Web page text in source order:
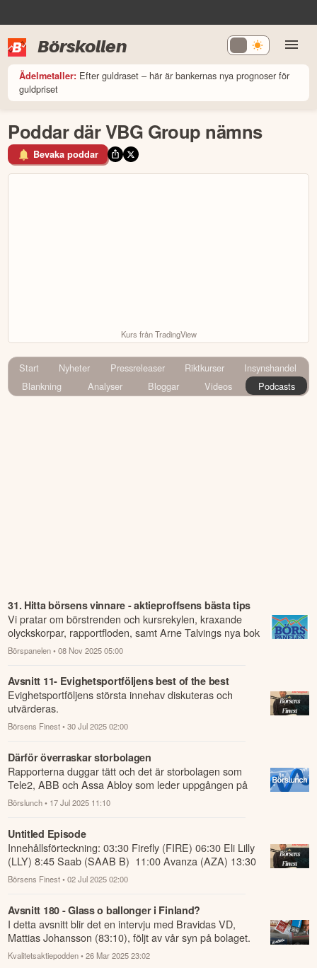
Börskollen
Ädelmetaller: Efter guldraset – här är bankernas nya prognoser för
guldpriset
Poddar där VBG Group nämns
Bevaka poddar
Kurs från TradingView
Start Nyheter Pressreleaser Riktkurser
Insynshandel
Blankning
Analyser Bloggar Videos Podcasts
31. Hitta börsens vinnare - aktieproffsens bästa tips
olyckskorpar, rapportfloden, samt Arne Talvings nya bok
Hitta börsens vinnare – aktieprof...
Börspanelen• 08 Nov 2025 05:00
Avsnitt 11- Evighetsportföljens best of the best
utvärderas.
Börsens Finest• 30 Jul 2025 02:00
Därför överraskar storbolagen
Tele2, ABB och Assa Abloy som leder uppgången på
börsen idag.
Börslunch• 17 Jul 2025 11:10
Untitled Episode
(LLY) 8:45 Saab (SAAB B) 11:00 Avanza (AZA) 13:30
Visa (V) 16:20 Beijer Ref (BEI...
Börsens Finest • 02 Jul 2025 02:00
Avsnitt 180 - Glass o ballonger i Finland?